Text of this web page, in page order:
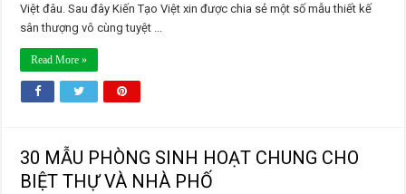
Việt đâu. Sau đây Kiến Tạo Việt xin được chia sẻ một số mẫu thiết kế
sân thượng vô cùng tuyệt ...
Read More »
30 MẪU PHÒNG SINH HOẠT CHUNG CHO
BIỆT THỰ VÀ NHÀ PHỐ